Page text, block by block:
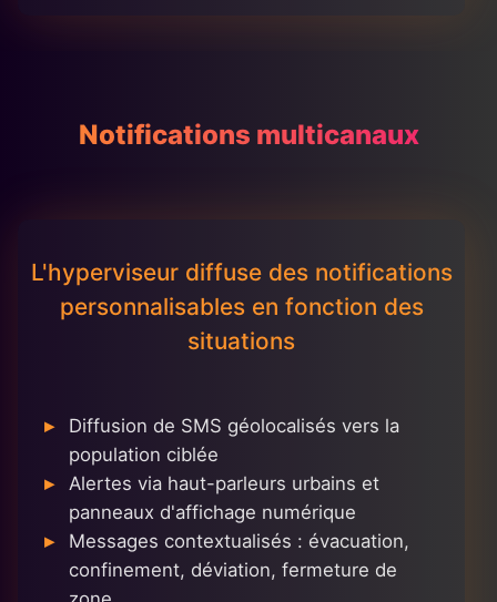
Notifications multicanaux
L'hyperviseur diffuse des notifications
personnalisables en fonction des
situations
Diffusion de SMS géolocalisés vers la
population ciblée
Alertes via haut-parleurs urbains et
panneaux d'affichage numérique
Messages contextualisés : évacuation,
confinement, déviation, fermeture de